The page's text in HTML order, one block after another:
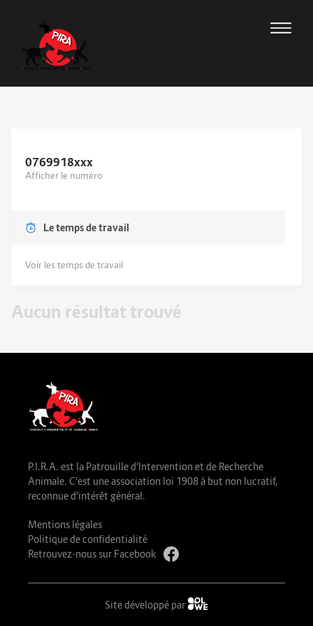
0769918xxx
Afficher le numéro
Le temps de travail
Voir les temps de travail
Aucun résultat trouvé
P.I.R.A. est la Patrouille d’Intervention et de Recherche
Animale. C’est une association loi 1908 à but non lucratif,
reconnue d’intérêt général.
Mentions légales
Politique de confidentialité
Retrouvez-nous sur Facebook
Site développé par